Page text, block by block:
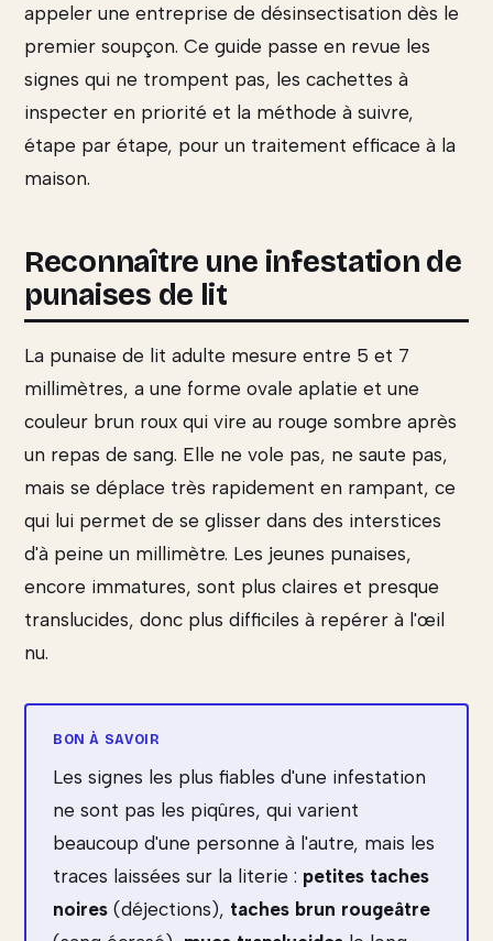
appeler une entreprise de désinsectisation dès le
premier soupçon. Ce guide passe en revue les
signes qui ne trompent pas, les cachettes à
inspecter en priorité et la méthode à suivre,
étape par étape, pour un traitement efficace à la
maison.
Reconnaître une infestation de
punaises de lit
La punaise de lit adulte mesure entre 5 et 7
millimètres, a une forme ovale aplatie et une
couleur brun roux qui vire au rouge sombre après
un repas de sang. Elle ne vole pas, ne saute pas,
mais se déplace très rapidement en rampant, ce
qui lui permet de se glisser dans des interstices
d'à peine un millimètre. Les jeunes punaises,
encore immatures, sont plus claires et presque
translucides, donc plus difficiles à repérer à l'œil
nu.
Les signes les plus fiables d'une infestation
ne sont pas les piqûres, qui varient
beaucoup d'une personne à l'autre, mais les
traces laissées sur la literie : petites taches
noires (déjections), taches brun rougeâtre